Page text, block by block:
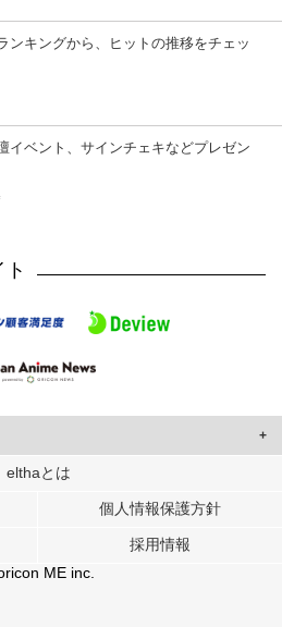
ンキングから、ヒットの推移をチェッ
イベント、サインチェキなどプレゼン
、ユーザーに合わせたコンテンツや広告の
各パートナーに提供しています。
ーが各パートナーに提供した他の情報や、
を使用したときに収集した他の情報を組み
elthaとは
個人情報保護方針
採用情報
ME inc.